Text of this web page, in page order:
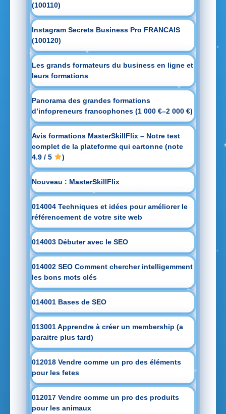
(100110)
Instagram Secrets Business Pro FRANCAIS
(100120)
Les grands formateurs du business en ligne et
leurs formations
Panorama des grandes formations
d’infopreneurs francophones (1 000 €–2 000 €)
Avis formations MasterSkillFlix – Notre test
complet de la plateforme qui cartonne (note
4.9 / 5
)
Nouveau : MasterSkillFlix
014004 Techniques et idées pour améliorer le
référencement de votre site web
014003 Débuter avec le SEO
014002 SEO Comment chercher intelligemment
les bons mots clés
014001 Bases de SEO
013001 Apprendre à créer un membership (a
paraitre plus tard)
012018 Vendre comme un pro des éléments
pour les fetes
012017 Vendre comme un pro des produits
pour les animaux